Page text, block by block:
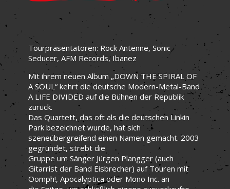
Tourpräsentatoren: Rock Antenne, Sonic
Seducer, AFM Records, Ibanez
Mit ihrem neuen Album „DOWN THE SPIRAL OF
A SOUL“ kehrt die deutsche Modern-Metal-Band
A LIFE DIVIDED auf die Bühnen der Republik
zurück.
Das Quartett, das oft als die deutschen Linkin
Park bezeichnet wurde, hat sich
szeneübergreifend einen Namen gemacht. 2003
gegründet, strebt die
Gruppe um Sänger Jürgen Plangger (auch
Gitarrist der Band Eisbrecher) auf Touren mit
Oomph!, Apocalyptica oder Mono Inc. an